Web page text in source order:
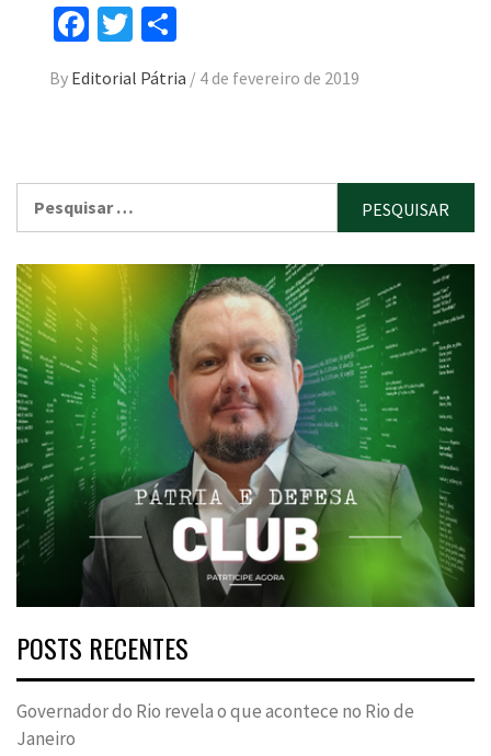
Facebook
Twitter
By Editorial Pátria / 4 de fevereiro de 2019
por:
POSTS RECENTES
Governador do Rio revela o que acontece no Rio de
Janeiro